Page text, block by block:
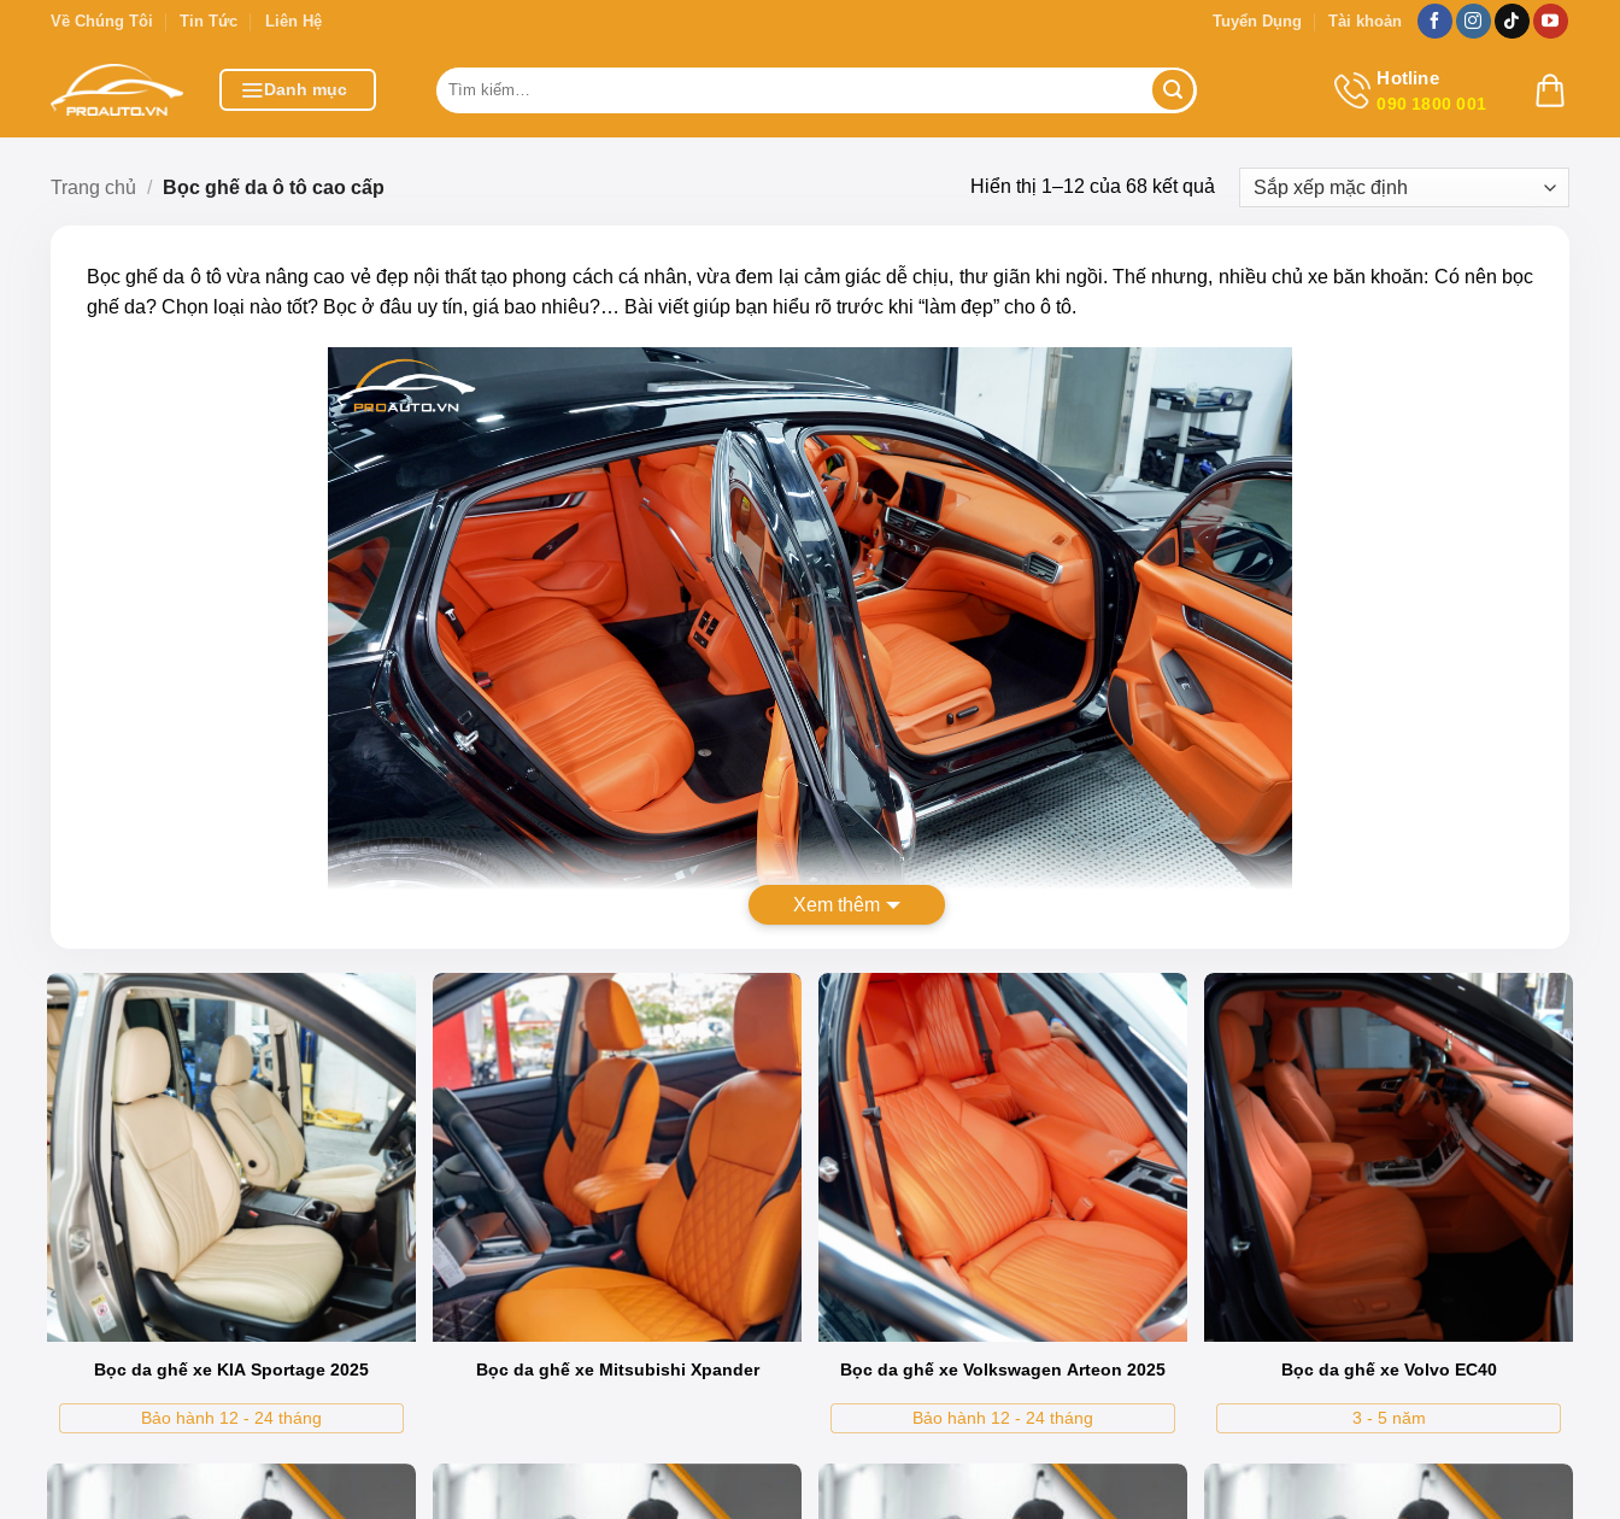
Về Chúng Tôi Tin Tức Liên Hệ Tuyển Dụng Tài khoản
Danh mục
Tìm
kiếm:
Hotline
090 1800 001
Trang chủ / Bọc ghế da ô tô cao cấp Hiển thị 1–12 của 68 kết quả
Bọc ghế da ô tôvừa nâng cao vẻ đẹp nội thất tạo phong cách cá nhân, vừa đem lại cảm giác dễ chịu, thư giãn khi ngồi. Thế nhưng, nhiều chủ xe băn khoăn: Có nên bọc
ghế da? Chọn loại nào tốt? Bọc ở đâu uy tín, giá bao nhiêu?… Bài viết giúp bạn hiểu rõ trước khi “làm đẹp” cho ô tô.
Bọc ghế da ô tô: Bảng giá và kinh nghiệm 2025
Khi nào chủ xe cần bọc ghế da ô tô?
Khi ghế xe đã xuống cấp, nứt rách, bạc màu hay ghế nỉ dễ bám bụi, hôi, khó vệ sinh, chủ xe nên cân nhắc bọc ghế da. Việc này không chỉ tạo tính thẩm mỹ, giữ giá trị xe
mà còn đem lại sự thoải mái và bảo vệ sức khỏe trong điều kiện khí hậu nóng ẩm.
Xem thêm
Bọc da ghế xe KIA Sportage 2025
Bảo hành 12 - 24 tháng
Bọc da ghế xe Mitsubishi Xpander Bọc da ghế xe Volkswagen Arteon 2025
Bảo hành 12 - 24 tháng
Bọc da ghế xe Volvo EC40
3 - 5 năm